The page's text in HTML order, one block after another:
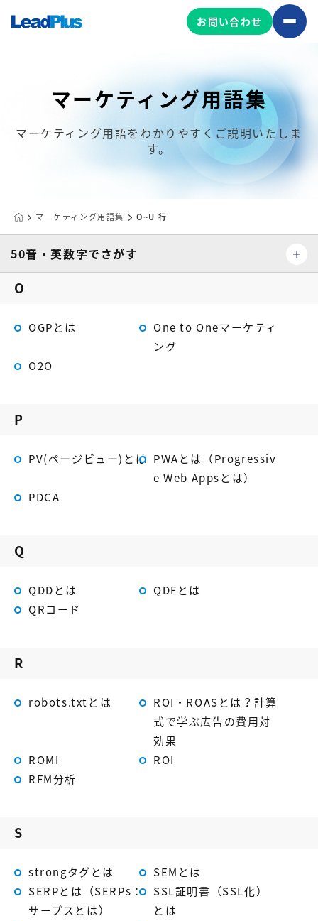
広告プロモーション
MA/CRM/SFA導入・運用
コンテンツ制作
サイトアクセス解析ダッシュ
ボード
HubSpot導入・運用
ア
ング
【歯科業界向け】新規集患
Web広告パッケージ
Web制作の製品
お問い合わせ
マーケティング用語集 O~U 行
マーケティング用語集
マーケティング用語をわかりやすくご説明いたしま
す。
50音・英数字でさがす
O
OGPとは
One to Oneマーケティ
ング
O2O
P
PV(ページビュー)とは PWAとは（Progressiv
e Web Appsとは）
PDCA
Q
QDDとは
QDFとは
QRコード
R
robots.txtとは
ROI・ROASとは？計算
式で学ぶ広告の費用対
効果
ROMI
ROI
RFM分析
S
strongタグとは
SEMとは
SERPとは（SERPs：
サープスとは）
SSL証明書（SSL化）
とは